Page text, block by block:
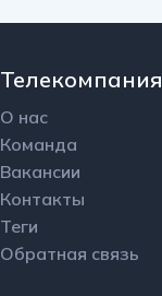
Телекомпания
О нас
Команда
Вакансии
Контакты
Теги
Обратная связь